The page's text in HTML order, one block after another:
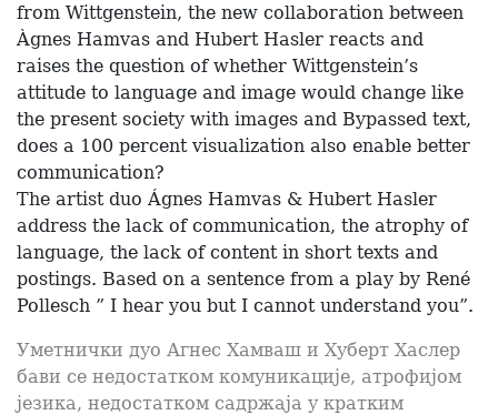
from Wittgenstein, the new collaboration between
Àgnes Hamvas and Hubert Hasler reacts and
raises the question of whether Wittgenstein’s
attitude to language and image would change like
the present society with images and Bypassed text,
does a 100 percent visualization also enable better
communication?
The artist duo Ágnes Hamvas & Hubert Hasler
address the lack of communication, the atrophy of
language, the lack of content in short texts and
postings. Based on a sentence from a play by René
Pollesch ” I hear you but I cannot understand you”.
Уметнички дуо Агнес Хамваш и Хуберт Хаслер
бави се недостатком комуникације, атрофијом
језика, недостатком садржаја у кратким